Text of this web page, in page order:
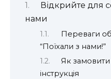
Відкрийте для
нами
Переваги
“Поїхали з нами!”
Як
інструкція